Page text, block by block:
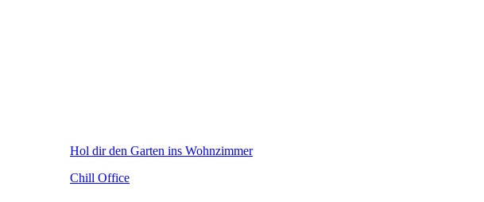
Hol dir den Garten ins Wohnzimmer
Chill Office